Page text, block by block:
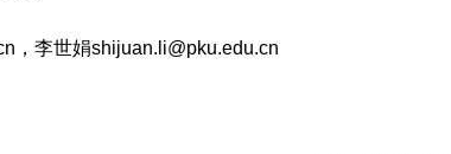
，李世娟shijuan.li@pku.edu.cn